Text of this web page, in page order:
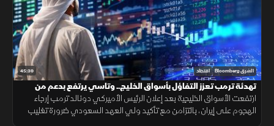
45:39 الشرق Bloomberg اقتصاد
تهدئة ترمب تعزز التفاؤل بأسواق الخليج.. وتاسي يرتفع بدعم من
القياديات
ارتفعت الأسواق الخليجية بعد إعلان الرئيس الأميركي دونالد ترمب إرجاء
الهجوم على إيران، بالتزامن مع تأكيد ولي العهد السعودي ضرورة تغليب